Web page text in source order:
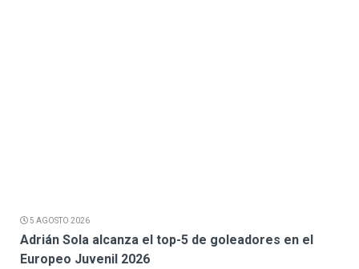
5 AGOSTO 2026
Adrián Sola alcanza el top-5 de goleadores en el
Europeo Juvenil 2026